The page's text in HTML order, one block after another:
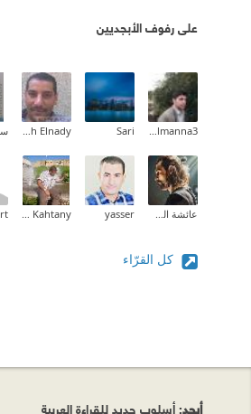
على رفوف الأبجديين
anas almanna3
Sari
Mohamed Moh Elnady
عائشة الصالح yasser
Assim Al Kahtany
كل القرّاء
أبجد: أسلوب جديد للقراءة العربية